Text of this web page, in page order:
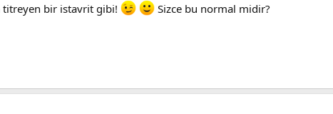
titreyen bir istavrit gibi!
Sizce bu normal midir?